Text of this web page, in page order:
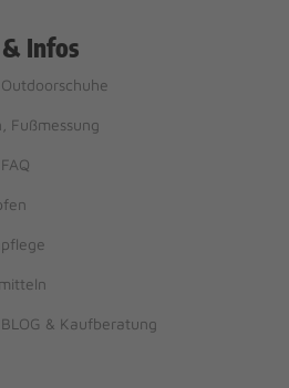
Infos
Fußmessung
& Kaufberatung